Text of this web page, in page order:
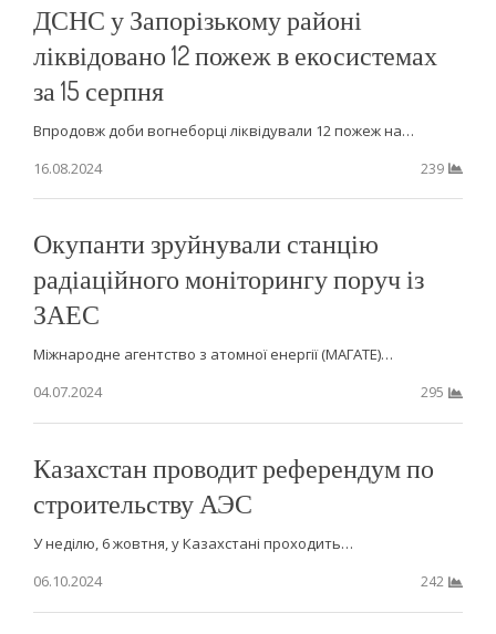
ДСНС у Запорізькому районі
ліквідовано 12 пожеж в екосистемах
за 15 серпня
Впродовж доби вогнеборці ліквідували 12 пожеж на…
16.08.2024
239
Окупанти зруйнували станцію
радіаційного моніторингу поруч із
ЗАЕС
Міжнародне агентство з атомної енергії (МАГАТЕ)…
04.07.2024
295
Казахстан проводит референдум по
строительству АЭС
У неділю, 6 жовтня, у Казахстані проходить…
06.10.2024
242